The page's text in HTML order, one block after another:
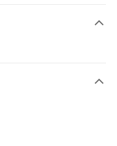
轉至「AFTEE先享後付」